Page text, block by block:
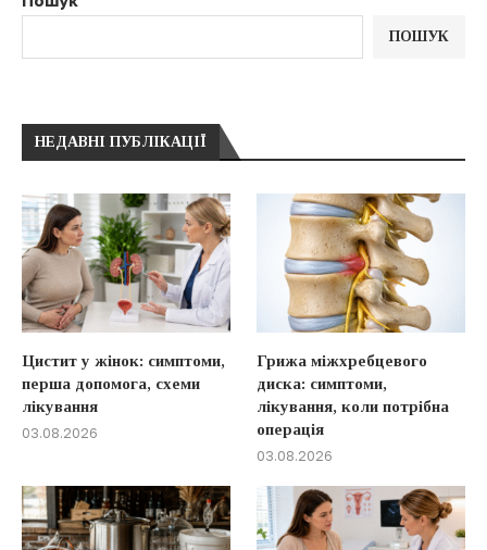
ПОШУК
НЕДАВНІ ПУБЛІКАЦІЇ
Цистит у жінок: симптоми,
перша допомога, схеми
лікування
03.08.2026
Грижа міжхребцевого
диска: симптоми,
лікування, коли потрібна
операція
03.08.2026